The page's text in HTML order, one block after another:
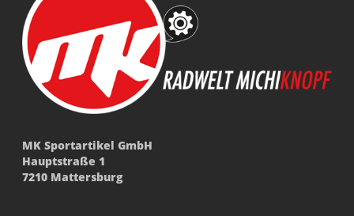
MK Sportartikel GmbH
Hauptstraße 1
7210 Mattersburg